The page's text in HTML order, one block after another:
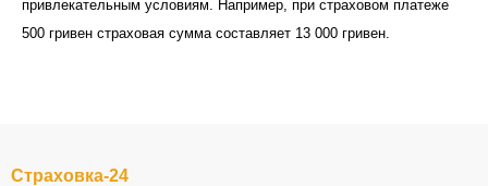
привлекательным условиям. Например, при страховом платеже
500 гривен страховая сумма составляет 13 000 гривен.
Страховка-24